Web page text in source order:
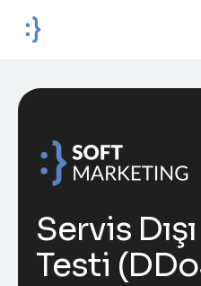
Servis
Testi